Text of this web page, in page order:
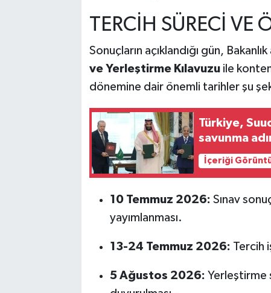
TERCİH SÜRECİ VE
Sonuçların açıklandığı gün,
ve Yerleştirme Kılavuzuile
dönemine dair önemli tarihler şu
Türkiye,
savunma
İçeriği
10 Temmuz 2026: Sınav
yayımlanması.
13-24 Temmuz 2026: Tercih
5 Ağustos 2026: Yerleştirme